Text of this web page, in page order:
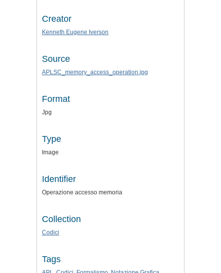
Creator
Kenneth Eugene Iverson
Source
APLSC_memory_access_operation.jpg
Format
Jpg
Type
Image
Identifier
Operazione accesso memoria
Collection
Codici
Tags